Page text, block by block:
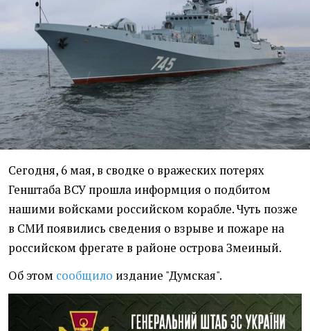
Сегодня, 6 мая, в сводке о вражеских потерях
Генштаба ВСУ прошла информция о подбитом
нашими войсками российском корабле. Чуть позже
в СМИ появились сведения о взрыве и пожаре на
российском фрегате в районе острова Змеиный.
Об этом сообщило издание "Думская".